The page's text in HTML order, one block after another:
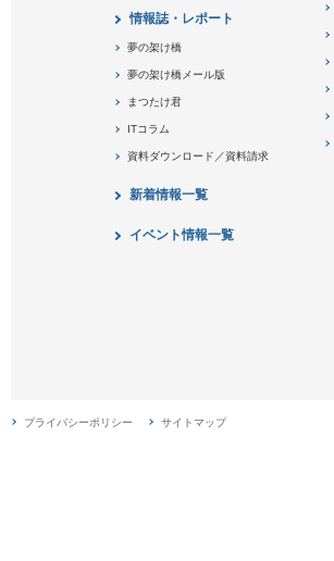
情報誌・レポート
夢の架け橋
夢の架け橋メール版
まつたけ君
ITコラム
資料ダウンロード／資料請求
新着情報一覧
イベント情報一覧
プライバシーポリシー サイトマップ